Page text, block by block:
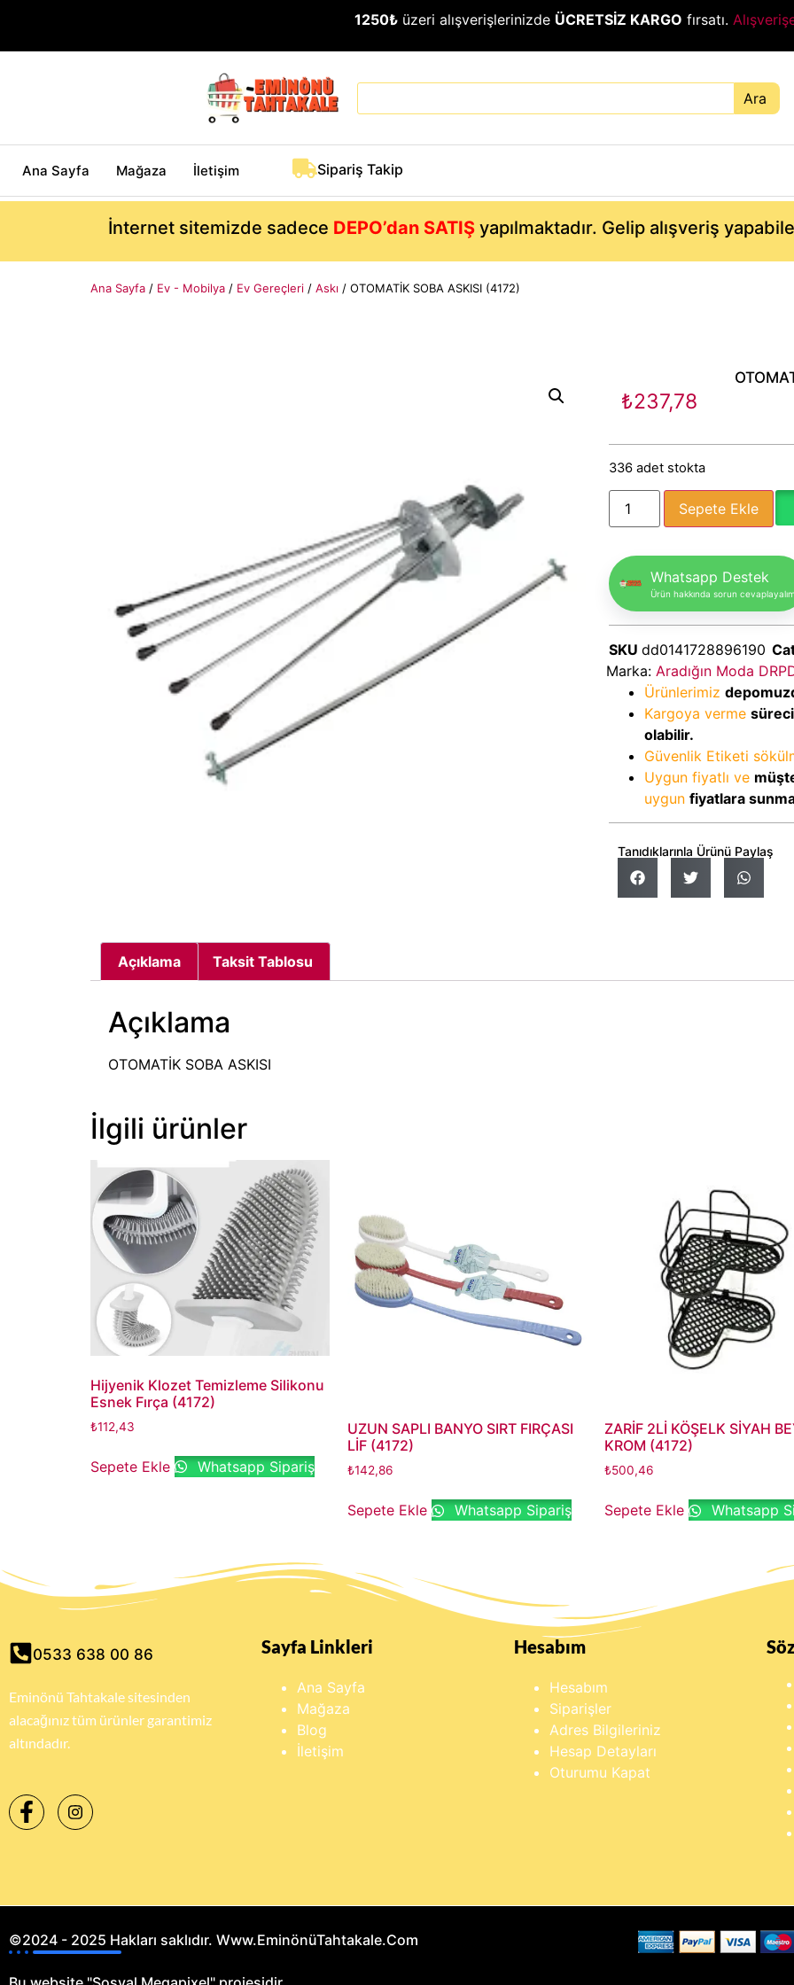
1250₺ üzeri alışverişlerinizde ÜCRETSİZ KARGO fırsatı.
Ara
Ana Sayfa Mağaza İletişim Sipariş Takip
İnternet sitemizde sadece DEPO’dan SATIŞyapılmaktadır. Gelip alışveriş
Ana Sayfa / Ev - Mobilya / Ev Gereçleri / Askı / OTOMATİK SOBA ASKISI (4172)
₺237,78
336 adet stokta
Sepete Ekle
Whatsapp Destek
Ürün hakkında sorun cevaplayalım
SKU dd0141728896190
Marka: Aradığın Moda
Ürünlerimiz
Kargoya verme
olabilir.
Güvenlik Etiketi
Uygun fiyatlı ve
uygun fiyatlara
Tanıdıklarınla Ürünü Paylaş
Açıklama Taksit Tablosu
Açıklama
OTOMATİK SOBA ASKISI
İlgili ürünler
Hijyenik Klozet Temizleme Silikonu
Esnek Fırça (4172)
₺112,43
Sepete Ekle Whatsapp Sipariş
UZUN SAPLI BANYO SIRT FIRÇASI
LİF (4172)
₺142,86
Sepete Ekle Whatsapp Sipariş
ZARİF 2Lİ KÖŞELK SİYAH
KROM (4172)
₺500,46
Sepete Ekle Whatsapp
0533 638 00 86
Eminönü Tahtakale sitesinden
alacağınız tüm ürünler garantimiz
altındadır.
Sayfa Linkleri
Ana Sayfa
Mağaza
Blog
İletişim
Hesabım
Hesabım
Siparişler
Adres Bilgileriniz
Hesap Detayları
Oturumu Kapat
©2024 - 2025 Hakları saklıdır. Www.EminönüTahtakale.Com